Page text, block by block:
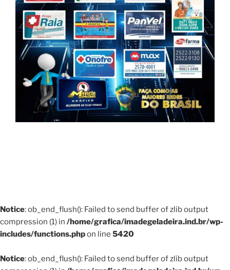
Notice: ob_end_flush(): Failed to send buffer of zlib output
compression (1) in /home/grafica/imadegeladeira.ind.br/wp-
includes/functions.phpon line 5420
Notice: ob_end_flush(): Failed to send buffer of zlib output